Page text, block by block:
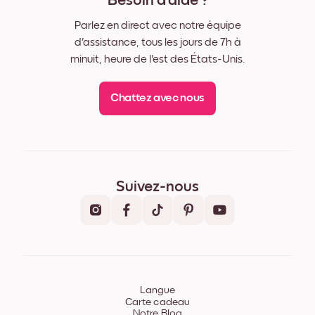
Parlez en direct avec notre équipe
d'assistance, tous les jours de 7h à
minuit, heure de l'est des États-Unis.
Chattez avec nous
Suivez-nous
Langue
Carte cadeau